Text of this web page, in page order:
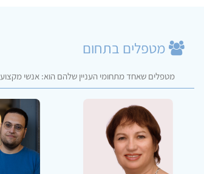
מטפלים בתחום
מטפלים שאחד מתחומי העניין שלהם הוא: אנשי מקצוע